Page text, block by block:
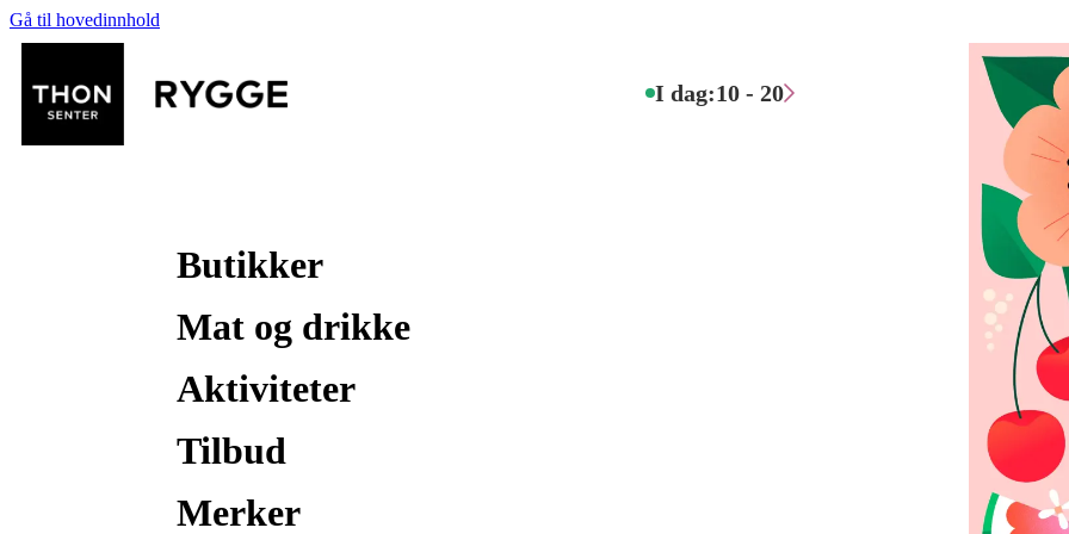
Gå til hovedinnhold
I dag:10 - 20
Butikker
Mat og drikke
Aktiviteter
Tilbud
Merker